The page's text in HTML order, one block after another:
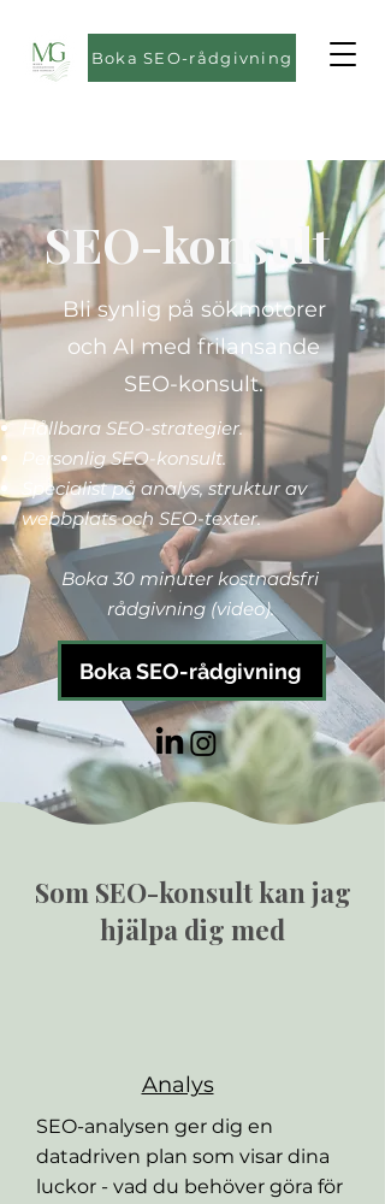
Boka SEO-rådgivning
SEO-konsult
Bli synlig på sökmotorer
och AI med frilansande
SEO-konsult.
Hållbara SEO-strategier.
Personlig SEO-konsult.
Specialist på analys, struktur av
webbplats och SEO-texter.
Boka 30 minuter kostnadsfri
rådgivning (video).
Boka SEO-rådgivning
Som SEO-konsult kan jag
hjälpa dig med
Analys
SEO-analysen ger dig en
datadriven plan som visar dina
luckor - vad du behöver göra för